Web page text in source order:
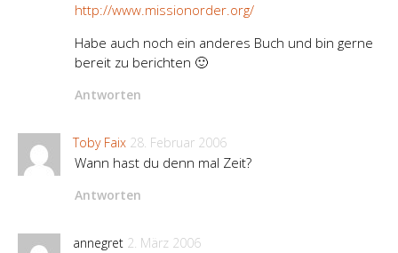
http://www.missionorder.org/
Habe auch noch ein anderes Buch und bin gerne
bereit zu berichten 🙂
Antworten
Toby Faix 28. Februar 2006
Wann hast du denn mal Zeit?
Antworten
annegret 2. März 2006